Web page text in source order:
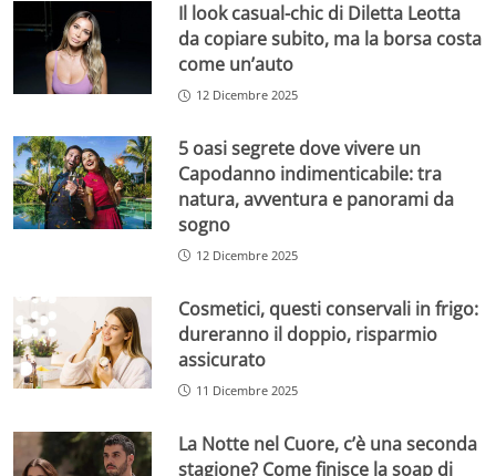
Il look casual-chic di Diletta Leotta
da copiare subito, ma la borsa costa
come un’auto
12 Dicembre 2025
5 oasi segrete dove vivere un
Capodanno indimenticabile: tra
natura, avventura e panorami da
sogno
12 Dicembre 2025
Cosmetici, questi conservali in frigo:
dureranno il doppio, risparmio
assicurato
11 Dicembre 2025
La Notte nel Cuore, c’è una seconda
stagione? Come finisce la soap di